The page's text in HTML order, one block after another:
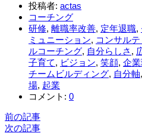
投稿者: actas
コーチング
研修, 離職率改善, 定年退職,
ミュニーション, コンサル
ルコーチング, 自分らしさ ,
子育て, ビジョン, 笑顔, 企
チームビルディング, 自分軸,
場, 起業
コメント: 0
前の記事
次の記事